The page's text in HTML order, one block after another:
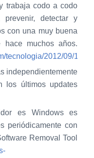
trabaja codo a codo
detectar y
con una muy buena
hace muchos años.
tecnologia/2012/09/10/
independientemente
los últimos updates
es Windows es
periódicamente con
Removal Tool